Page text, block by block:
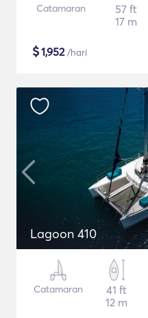
Catamaran
57 ft
17 m
$1,952/hari
Lagoon 410
Catamaran
41 ft
12 m